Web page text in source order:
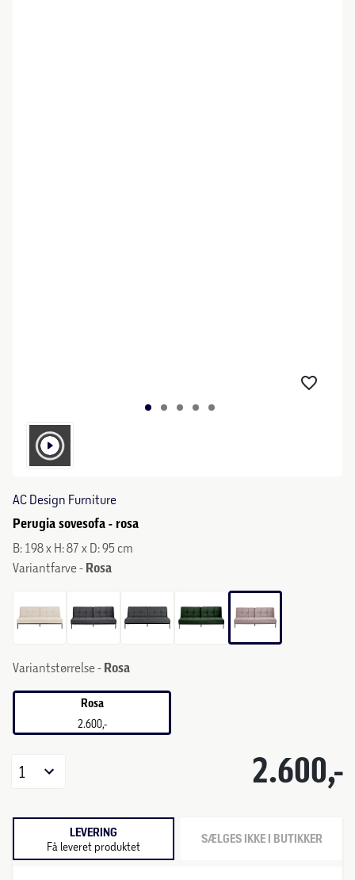
AC Design Furniture
Perugia sovesofa - rosa
B: 198 x H: 87 x D: 95 cm
Variantfarve - Rosa
Variantstørrelse - Rosa
Rosa
2.600,-
2.600,-
1
LEVERING
Få leveret produktet SÆLGES IKKE I BUTIKKER